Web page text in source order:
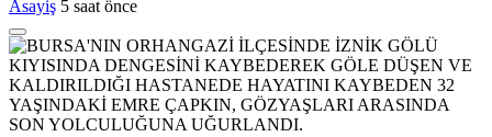
Asayiş 5 saat önce